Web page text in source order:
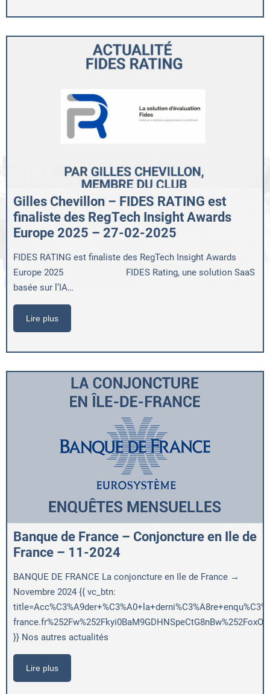
Gilles Chevillon – FIDES RATING est
finaliste des RegTech Insight Awards
Europe 2025 – 27-02-2025
FIDES RATING est finaliste des RegTech Insight Awards
Europe 2025 FIDES Rating, une solution SaaS
basée sur l’IA…
Lire plus
Banque de France – Conjoncture en Ile de
France – 11-2024
BANQUE DE FRANCE La conjoncture en Ile de France →
Novembre 2024 {{ vc_btn:
}} Nos autres actualités
Lire plus